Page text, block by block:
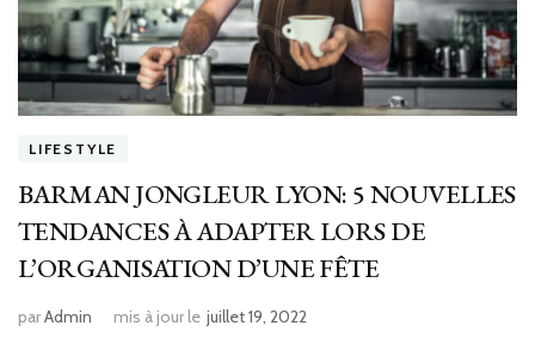
LIFESTYLE
BARMAN JONGLEUR LYON: 5 NOUVELLES
TENDANCES À ADAPTER LORS DE
L’ORGANISATION D’UNE FÊTE
parAdmin mis à jour le juillet 19, 2022